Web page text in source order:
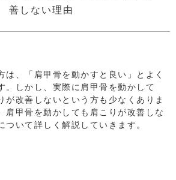
善しない理由
は、「肩甲骨を動かすと良い」とよく
。しかし、実際に肩甲骨を動かして
が改善しないという方も少なくありま
肩甲骨を動かしても肩こりが改善しな
ついて詳しく解説していきます。